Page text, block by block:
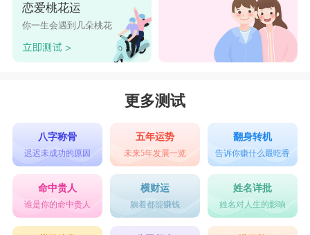
恋爱桃花运
你一生会遇到几朵桃花
更多测试
八字称骨
迟迟未成功的原因
五年运势
未来5年发展一览
翻身转机
告诉你赚什么最吃香
命中贵人
谁是你的命中贵人
横财运
躺着都能赚钱
姓名详批
姓名对人生的影响